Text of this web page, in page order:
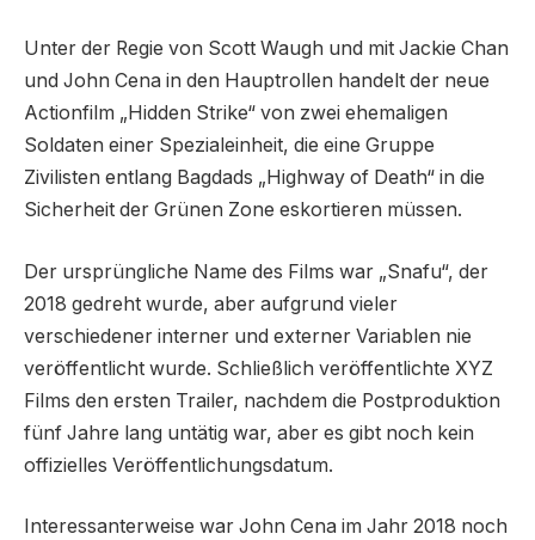
Unter der Regie von Scott Waugh und mit Jackie Chan
und John Cena in den Hauptrollen handelt der neue
Actionfilm „Hidden Strike“ von zwei ehemaligen
Soldaten einer Spezialeinheit, die eine Gruppe
Zivilisten entlang Bagdads „Highway of Death“ in die
Sicherheit der Grünen Zone eskortieren müssen.
Der ursprüngliche Name des Films war „Snafu“, der
2018 gedreht wurde, aber aufgrund vieler
verschiedener interner und externer Variablen nie
veröffentlicht wurde. Schließlich veröffentlichte XYZ
Films den ersten Trailer, nachdem die Postproduktion
fünf Jahre lang untätig war, aber es gibt noch kein
offizielles Veröffentlichungsdatum.
Interessanterweise war John Cena im Jahr 2018 noch